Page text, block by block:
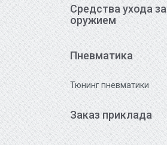
Средства ухода за
оружием
Пневматика
Тюнинг пневматики
Заказ приклада